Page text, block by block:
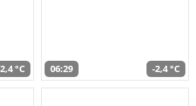
°C 06:29 -2,4 °C